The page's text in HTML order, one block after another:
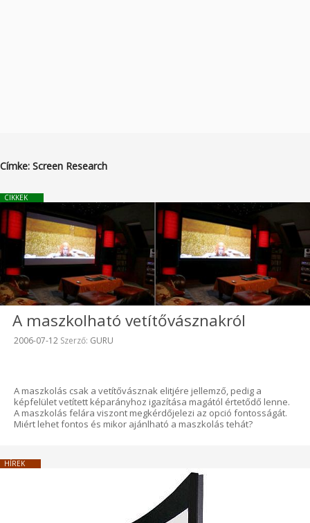
Címke: Screen Research
CIKKEK
A maszkolható vetítővásznakról
Beküldve:
2006-07-12 Szerző: GURU
A maszkolás csak a vetítővásznak elitjére jellemző, pedig a
képfelület vetített képarányhoz igazítása magától értetődő lenne.
A maszkolás felára viszont megkérdőjelezi az opció fontosságát.
Miért lehet fontos és mikor ajánlható a maszkolás tehát?
HÍREK